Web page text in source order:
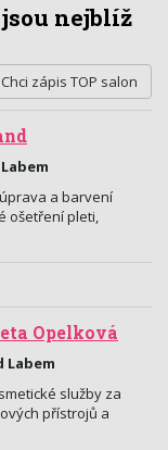
nejblíž
Chci zápis TOP salon
a barvení
ošetření pleti,
Opelková
Labem
služby za
přístrojů a